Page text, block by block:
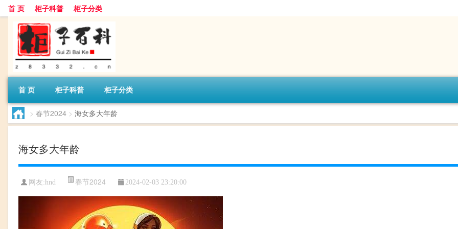
首 页 柜子科普 柜子分类
首 页 柜子科普 柜子分类
> 春节2024 > 海女多大年龄
海女多大年龄
网友:hnd 春节2024 2024-02-03 23:20:00